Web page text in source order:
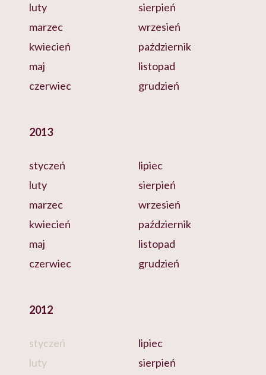
luty
marzec
kwiecień
maj
czerwiec
sierpień
wrzesień
październik
listopad
grudzień
2013
styczeń
luty
marzec
kwiecień
maj
czerwiec
lipiec
sierpień
wrzesień
październik
listopad
grudzień
2012
styczeń
luty
lipiec
sierpień